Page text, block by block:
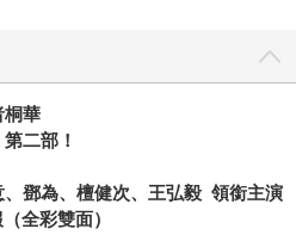
桐華
二部！
、鄧為、檀健次、王弘毅 領銜主演
全彩雙面）